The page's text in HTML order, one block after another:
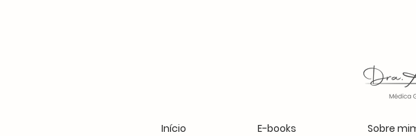
Início E-books Sobre